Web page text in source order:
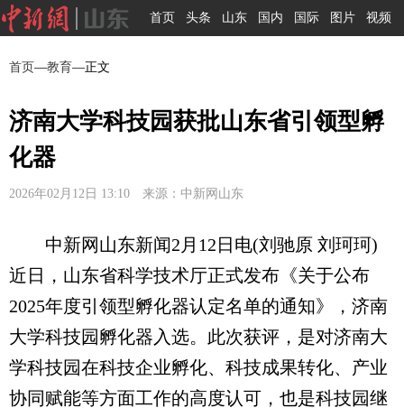
首页 头条 山东 国内 国际 图片 视频
首页—教育—正文
济南大学科技园获批山东省引领型孵
化器
2026年02月12日 13:10 来源：中新网山东
中新网山东新闻2月12日电(刘驰原 刘珂珂)
近日，山东省科学技术厅正式发布《关于公布
2025年度引领型孵化器认定名单的通知》，济南
大学科技园孵化器入选。此次获评，是对济南大
学科技园在科技企业孵化、科技成果转化、产业
协同赋能等方面工作的高度认可，也是科技园继